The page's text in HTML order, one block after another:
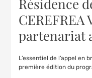
Résidence
CEREFREA
partenariat
L’essentiel de l’appel en
première édition du